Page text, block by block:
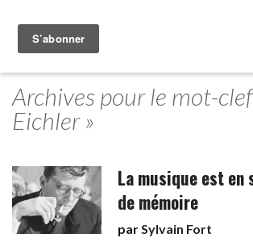
Archives pour le mot-
Eichler »
La musique est en
de mémoire
parSylvain Fort